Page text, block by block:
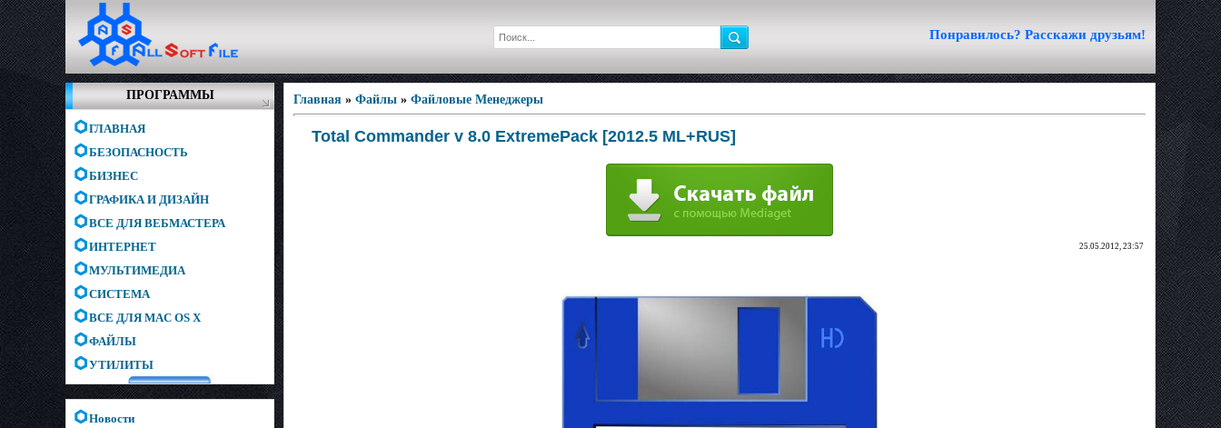
Понравилось? Расскажи друзьям!
ПРОГРАММЫ
ГЛАВНАЯ
БЕЗОПАСНОСТЬ
БИЗНЕС
ГРАФИКА И ДИЗАЙН
ВСЕ ДЛЯ ВЕБМАСТЕРА
ИНТЕРНЕТ
МУЛЬТИМЕДИА
СИСТЕМА
ВСЕ ДЛЯ MAC OS X
ФАЙЛЫ
УТИЛИТЫ
Новости
Главная » Файлы » Файловые Менеджеры
Total Commander v 8.0 ExtremePack [2012.5 ML+RUS]
25.05.2012, 23:57